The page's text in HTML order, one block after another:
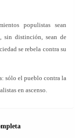
populistas sean
distinción, sean de
se rebela contra su
sólo el pueblo contra la
en ascenso.